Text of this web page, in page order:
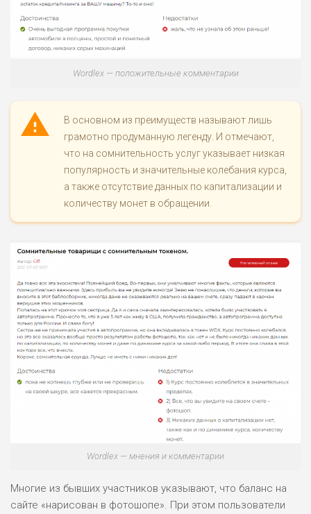
Wordlex — положительные комментарии
В основном из преимуществ называют лишь
грамотно продуманную легенду. И отмечают,
что на сомнительность услуг указывает низкая
популярность и значительные колебания курса,
а также отсутствие данных по капитализации и
количеству монет в обращении.
Wordlex — мнения и комментарии
Многие из бывших участников указывают, что баланс на
сайте «нарисован в фотошопе». При этом пользователи